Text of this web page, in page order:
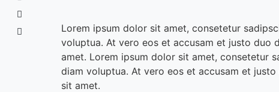
Lorem ipsum dolor sit amet, consetetur
voluptua. At vero eos et accusam et justo duo
amet. Lorem ipsum dolor sit amet, consetetur
diam voluptua. At vero eos et accusam et
sit amet.